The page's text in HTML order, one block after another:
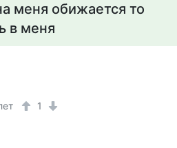
меня обижается то
в меня
1